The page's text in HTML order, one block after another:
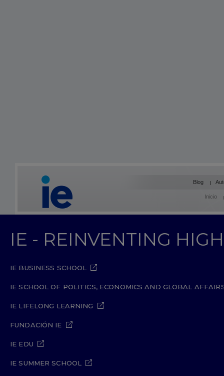
Blog
Inicio
IE - REINVENTING
IE BUSINESS SCHOOL
IE SCHOOL OF POLITICS, ECONOMICS AND GLOBAL
IE LIFELONG LEARNING
FUNDACIÓN IE
IE EDU
IE SUMMER SCHOOL